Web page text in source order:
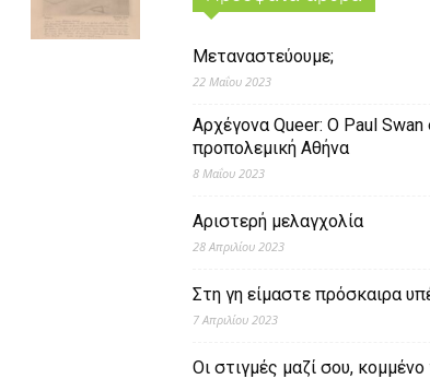
Μεταναστεύουμε;
22 Μαΐου 2023
Αρχέγονα Queer: O Paul Swan
προπολεμική Αθήνα
8 Μαΐου 2023
Αριστερή μελαγχολία
28 Απριλίου 2023
Στη γη είμαστε πρόσκαιρα
7 Απριλίου 2023
Οι στιγμές μαζί σου, κομμένο